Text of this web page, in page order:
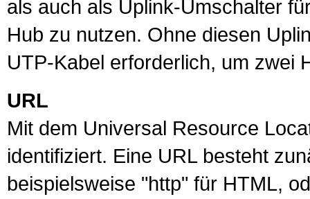
als auch als Uplink-Umschalter
Hub zu nutzen. Ohne diesen
UTP-Kabel erforderlich, um zwei
URL
Mit dem Universal Resource
identifiziert. Eine URLbesteht
beispielsweise "http" für HTML,